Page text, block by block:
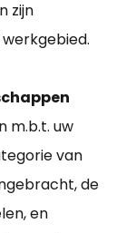
zijn
m.b.t. uw
van
de
en